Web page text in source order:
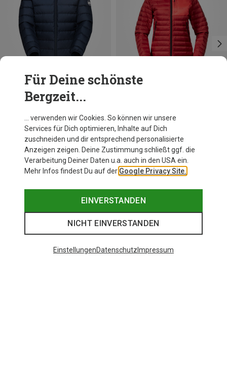
Du sparst 10%
Für Deine schönste
Bergzeit...
… verwenden wir Cookies. So können wir unsere
Services für Dich optimieren, Inhalte auf Dich
zuschneiden und dir entsprechend personalisierte
Anzeigen zeigen. Deine Zustimmung schließt ggf. die
Verarbeitung Deiner Daten u.a. auch in den USA ein.
Mehr Infos findest Du auf der Google Privacy Site.
EINVERSTANDEN
NICHT EINVERSTANDEN
EinstellungenDatenschutz Impressum